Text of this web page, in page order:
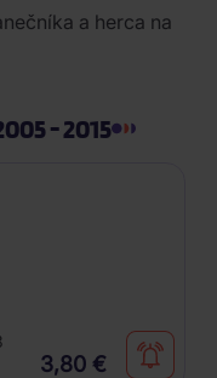
a herca na
- 2015
3,80 €